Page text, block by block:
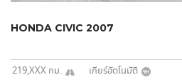
HONDA CIVIC 2007
219,XXX กม. เกียร์อัตโนมัติ